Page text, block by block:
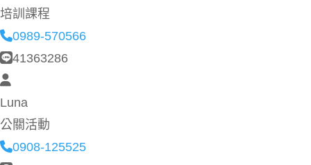
培訓課程
0989-570566
41363286
Luna
公關活動
0908-125525